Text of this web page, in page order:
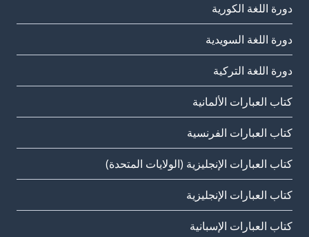
دورة اللغة الكورية
دورة اللغة السويدية
دورة اللغة التركية
كتاب العبارات الألمانية
كتاب العبارات الفرنسية
كتاب العبارات الإنجليزية (الولايات المتحدة)
كتاب العبارات الإنجليزية
كتاب العبارات الإسبانية